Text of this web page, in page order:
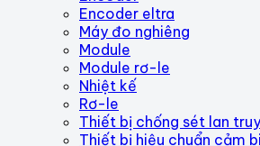
Encoder eltra
Máy đo nghiêng
Module
Module rơ-le
Nhiệt kế
Rơ-le
Thiết bị chống sét lan
Thiết bị hiệu chuẩn cảm